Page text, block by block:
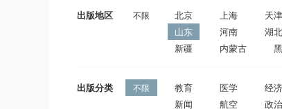
出版地区 不限 北京 上海 天津
山东
河南 湖北
新疆
内蒙古
出版分类 不限 教育 医学 经济
新闻
航空 政治